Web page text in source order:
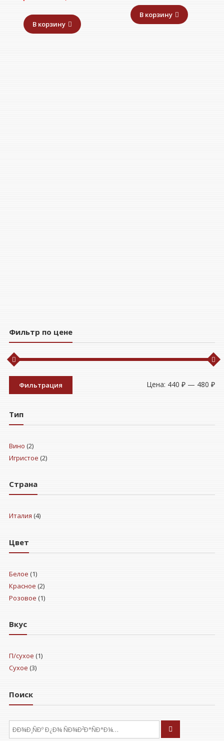
В корзину
В корзину
Фильтр по цене
Фильтрация Цена: 440 ₽ — 480 ₽
Тип
Вино (2)
Игристое (2)
Страна
Италия (4)
Цвет
Белое (1)
Красное (2)
Розовое (1)
Вкус
П/сухое (1)
Сухое (3)
Поиск
ÐÑÐºÐ°ÑÑ: